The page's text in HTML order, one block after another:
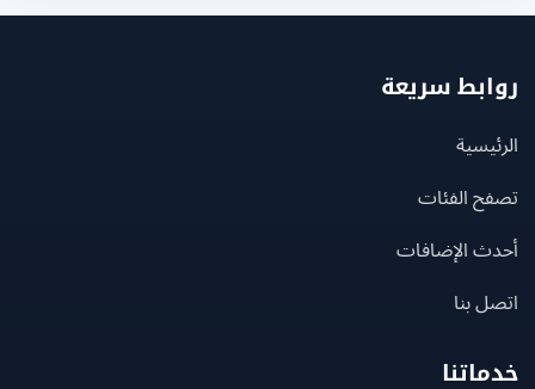
سريعة
الفئات
الإضافات
بنا